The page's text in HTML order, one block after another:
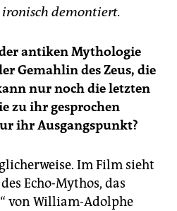
ironisch demontiert.
antiken Mythologie
Gemahlin des Zeus, die
nur noch die letzten
zu ihr gesprochen
ihr Ausgangspunkt?
Im Film sieht
Echo-Mythos, das
von William-Adolphe